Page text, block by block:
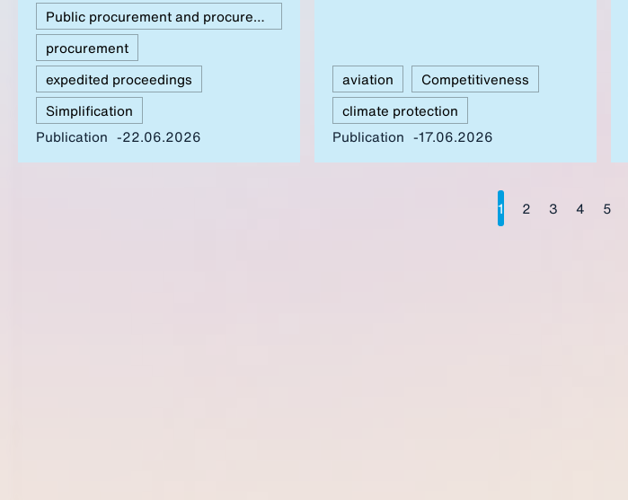
„Vereinfachungen im Vergaberecht“
überschrieben sind. Die Föderale
Modernisierungsagenda zielt auf eine
Vereinfachung, Beschleunigung und
Harmonisierung des Vergaberechts und der
öffentlichen Beschaffung von Bund und
Ländern. Das BDI-Positionspapier skizziert
positive Ansätze, aber auch kritikwürdige
Public procurement and procurement law
procurement
expedited proceedings
Simplification
Publication
22.06.2026
aviation
Competitiveness
climate protection
Publication
17.06.2026
1 2 3 4 5